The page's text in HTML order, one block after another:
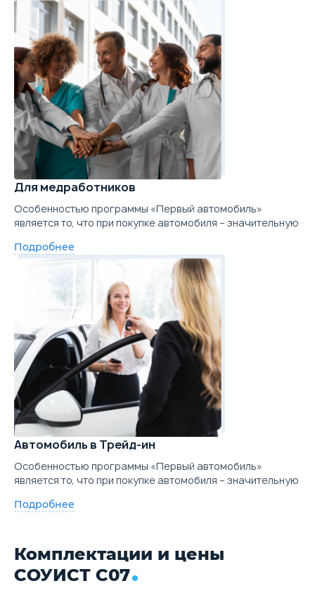
Для медработников
Особенностью программы «Первый автомобиль»
является то, что при покупке автомобиля – значительную
Подробнее
Автомобиль в Трейд-ин
Особенностью программы «Первый автомобиль»
является то, что при покупке автомобиля – значительную
Подробнее
Комплектации и цены
СОУИСТ С07